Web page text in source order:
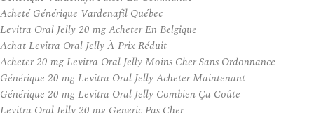
Acheté Générique Vardenafil Québec
Levitra Oral Jelly 20 mg Acheter En Belgique
Achat Levitra Oral Jelly À Prix Réduit
Acheter 20 mg Levitra Oral Jelly Moins Cher Sans Ordonnance
Générique 20 mg Levitra Oral Jelly Acheter Maintenant
Générique 20 mg Levitra Oral Jelly Combien Ça Coûte